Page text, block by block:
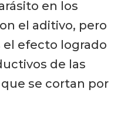
en los
el aditivo, pero
el efecto logrado
de las
se cortan por